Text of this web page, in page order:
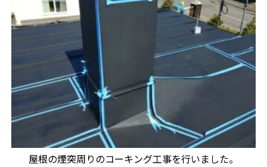
屋根の煙突周りのコーキング工事を行いました。